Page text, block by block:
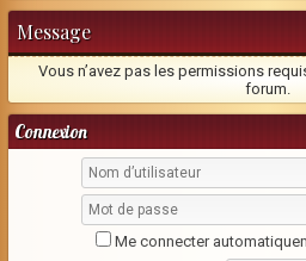
Message
Vous n’avez pas les permissions
forum.
Connexion
Me connecter